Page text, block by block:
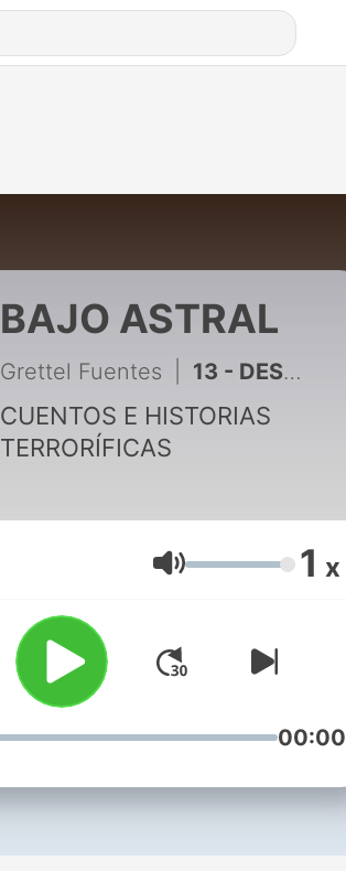
BAJO ASTRAL
Grettel Fuentes 13 - DESPIERTAS
CUENTOS E HISTORIAS
TERRORÍFICAS
Volumen 1 x
00:00